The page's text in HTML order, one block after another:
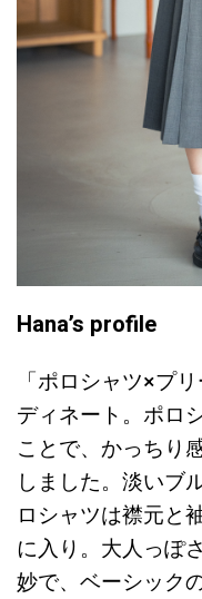
Hana’s profile
「ポロシャツ×プ
ディネート。ポロ
ことで、かっちり
しました。淡いブ
ロシャツは襟元と
に入り。大人っぽ
妙で、ベーシック